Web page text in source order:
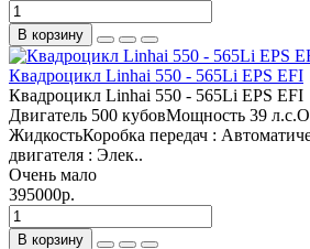
В корзину
Квадроцикл Linhai 550 - 565Li EPS EFI
Квадроцикл Linhai 550 - 565Li EPS EFI
Двигатель 500 кубовМощность 39
ЖидкостьКоробка передач :
двигателя : Элек..
Очень мало
395000р.
В корзину